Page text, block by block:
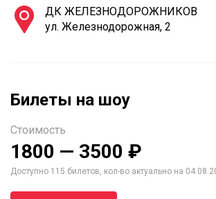
ДК ЖЕЛЕЗНОДОРОЖНИКОВ
ул. Железнодорожная, 2
Билеты на шоу
Стоимость
1800 — 3500 ₽
Доступно 115 билетов, кол-во актуально на